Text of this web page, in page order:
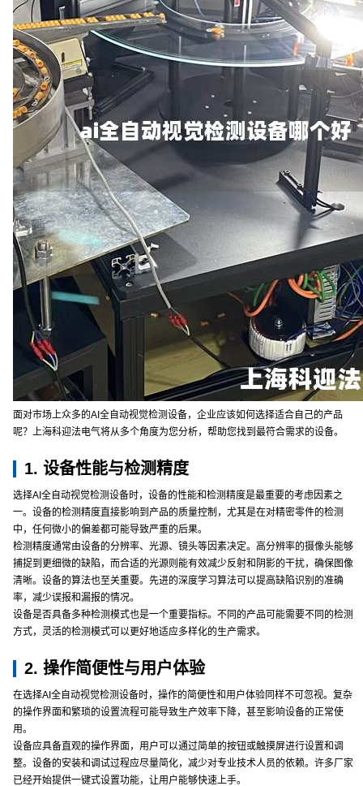
面对市场上众多的AI全自动视觉检测设备，企业应该如何选择适合自己的产品
呢？上海科迎法电气将从多个角度为您分析，帮助您找到最符合需求的设备。
1. 设备性能与检测精度
选择AI全自动视觉检测设备时，设备的性能和检测精度是最重要的考虑因素之
一。设备的检测精度直接影响到产品的质量控制，尤其是在对精密零件的检测
中，任何微小的偏差都可能导致严重的后果。
检测精度通常由设备的分辨率、光源、镜头等因素决定。高分辨率的摄像头能够
捕捉到更细微的缺陷，而合适的光源则能有效减少反射和阴影的干扰，确保图像
清晰。设备的算法也至关重要。先进的深度学习算法可以提高缺陷识别的准确
率，减少误报和漏报的情况。
设备是否具备多种检测模式也是一个重要指标。不同的产品可能需要不同的检测
方式，灵活的检测模式可以更好地适应多样化的生产需求。
2. 操作简便性与用户体验
在选择AI全自动视觉检测设备时，操作的简便性和用户体验同样不可忽视。复杂
的操作界面和繁琐的设置流程可能导致生产效率下降，甚至影响设备的正常使
用。
设备应具备直观的操作界面，用户可以通过简单的按钮或触摸屏进行设置和调
整。设备的安装和调试过程应尽量简化，减少对专业技术人员的依赖。许多厂家
已经开始提供一键式设置功能，让用户能够快速上手。